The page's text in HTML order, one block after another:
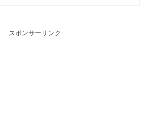
スポンサーリンク